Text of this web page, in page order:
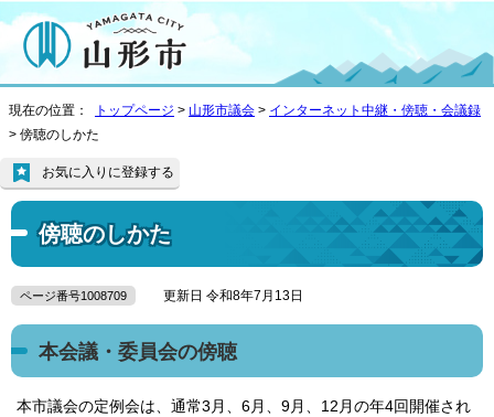
現在の位置： トップページ > 山形市議会 > インターネット中継・傍聴・会議録
> 傍聴のしかた
傍聴のしかた
お気に入りに登録する
ページ番号1008709 更新日 令和8年7月13日
本会議・委員会の傍聴
本市議会の定例会は、通常3月、6月、9月、12月の年4回開催され